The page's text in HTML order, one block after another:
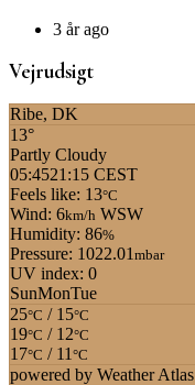
3 år ago
Vejrudsigt
Ribe, DK
13°
Partly Cloudy
05:4521:15 CEST
Feels like: 13°C
Wind: 6km/h WSW
Humidity: 86%
Pressure: 1022.01 mbar
UV index: 0
SunMonTue
25°C / 15°C
19°C / 12°C
17°C / 11 °C
powered by Weather Atlas